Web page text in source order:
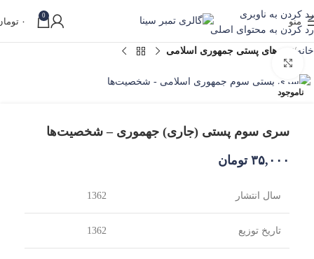
رد کردن به ناوبری
رد کردن به محتوای اصلی
منو
0
۰
خانه تمبرهای پستی جمهوری اسلامی
ناموجود
سری سوم پستی (جاری) جهموری – شخصیت‌ها
۳۵,۰۰۰ تومان
سال انتشار 1362
تاریخ توزیع 1362
10% تخفیف ویژه اولین خرید برای خریدهای بالای یک
میلیون تومان با کد first10